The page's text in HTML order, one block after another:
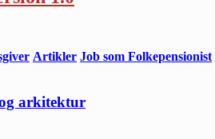
Artikler Job som Folkepensionist
arkitektur